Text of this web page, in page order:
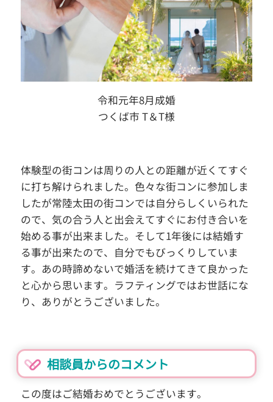
令和元年8月成婚
つくば市 T＆T様
体験型の街コンは周りの人との距離が近くてすぐ
に打ち解けられました。色々な街コンに参加しま
したが常陸太田の街コンでは自分らしくいられた
ので、気の合う人と出会えてすぐにお付き合いを
始める事が出来ました。そして1年後には結婚す
る事が出来たので、自分でもびっくりしていま
す。あの時諦めないで婚活を続けてきて良かった
と心から思います。ラフティングではお世話にな
り、ありがとうございました。
相談員からのコメント
この度はご結婚おめでとうございます。